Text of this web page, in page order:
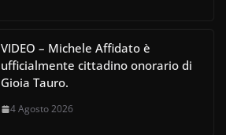
VIDEO – Michele Affidato è
ufficialmente cittadino onorario di
Gioia Tauro.
4 Agosto 2026